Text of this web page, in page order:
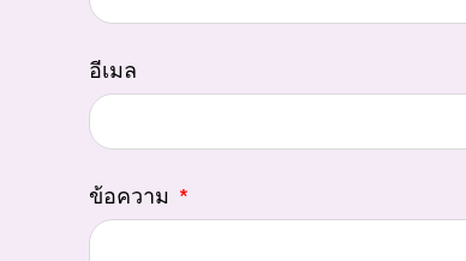
อีเมล
ข้อความ